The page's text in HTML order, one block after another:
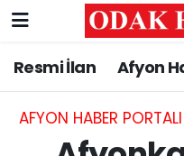
Resmi İlan Afyon
AFYON HABER
Resmi İlan
Nöbetçi
Hava Durumu